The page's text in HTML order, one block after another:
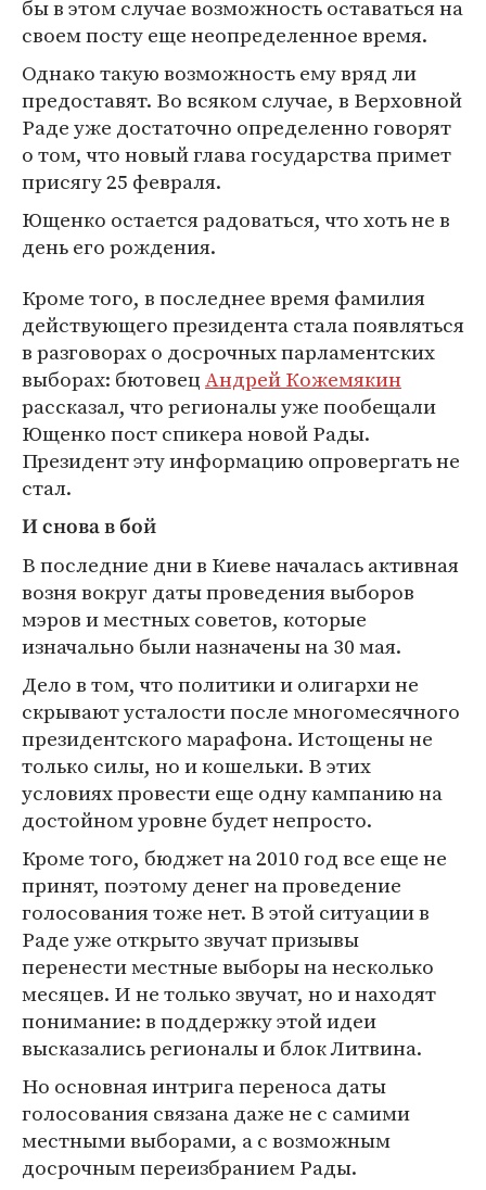
бы в этом случае возможность оставаться на
своем посту еще неопределенное время.
Однако такую возможность ему вряд ли
предоставят. Во всяком случае, в Верховной
Раде уже достаточно определенно говорят
о том, что новый глава государства примет
присягу 25 февраля.
Ющенко остается радоваться, что хоть не в
день его рождения.
Кроме того, в последнее время фамилия
действующего президента стала появляться
в разговорах о досрочных парламентских
выборах: бютовецАндрей Кожемякин
рассказал, что регионалы уже пообещали
Ющенко пост спикера новой Рады.
Президент эту информацию опровергать не
стал.
И снова в бой
В последние дни в Киеве началась активная
возня вокруг даты проведения выборов
мэров и местных советов, которые
изначально были назначены на 30 мая.
Дело в том, что политики и олигархи не
скрывают усталости после многомесячного
президентского марафона. Истощены не
только силы, но и кошельки. В этих
условиях провести еще одну кампанию на
достойном уровне будет непросто.
Кроме того, бюджет на 2010 год все еще не
принят, поэтому денег на проведение
голосования тоже нет. В этой ситуации в
Раде уже открыто звучат призывы
перенести местные выборы на несколько
месяцев. И не только звучат, но и находят
понимание: в поддержку этой идеи
высказались регионалы и блок Литвина.
Но основная интрига переноса даты
голосования связана даже не с самими
местными выборами, а с возможным
досрочным переизбранием Рады.